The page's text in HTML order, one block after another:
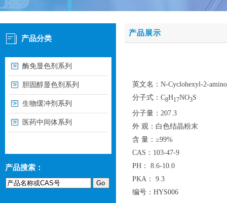
产品分类
酶免显色剂系列
胆固醇显色剂系列
生物缓冲剂系列
医药中间体系列
产品搜索：
产品展示
英文名：N-Cyclohexyl-2-
分子式：C8H17NO3S
分子量：207.3
外 观：白色结晶粉末
含 量：≥99%
CAS：103-47-9
PH： 8.6-10.0
PKA： 9.3
编号：HYS006